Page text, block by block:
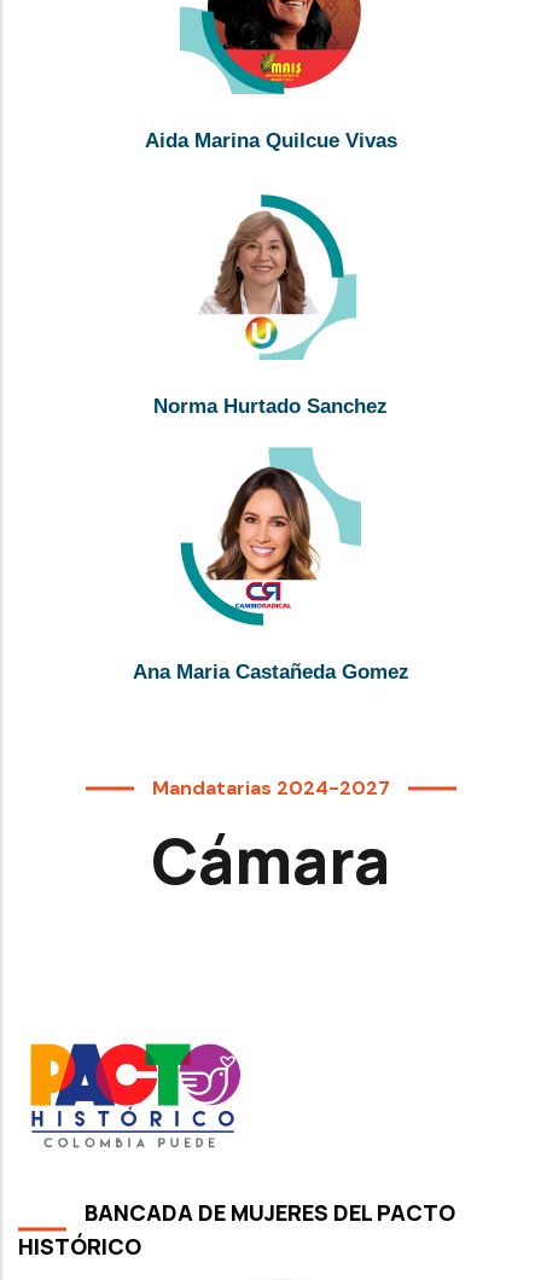
Aida Marina Quilcue Vivas
Norma Hurtado Sanchez
Ana Maria Castañeda Gomez
Mandatarias 2024-2027
Cámara
BANCADA DE MUJERES DEL PACTO
HISTÓRICO